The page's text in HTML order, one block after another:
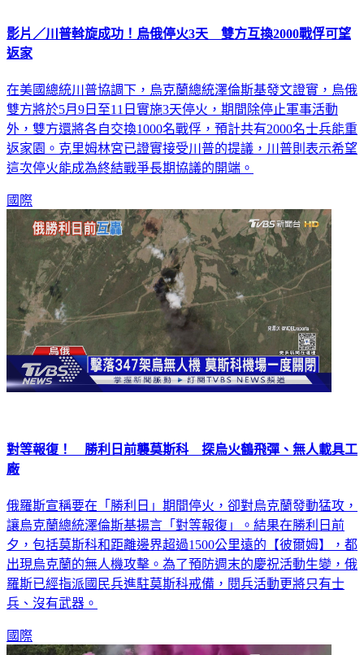
影片／川普斡旋成功！烏俄停火3天 雙方互換2000戰俘可望
返家
在美國總統川普協調下，烏克蘭總統澤倫斯基發文證實，烏俄
雙方將於5月9日至11日實施3天停火，期間除停止軍事活動
外，雙方還將各自交換1000名戰俘，預計共有2000名士兵能重
返家園。克里姆林宮已證實接受川普的提議，川普則表示希望
這次停火能成為終結戰爭長期協議的開端。
國際
對等報復！ 勝利日前襲莫斯科 探烏火鶴飛彈、無人載具工
廠
俄羅斯宣稱要在「勝利日」期間停火，卻對烏克蘭發動猛攻，
讓烏克蘭總統澤倫斯基揚言「對等報復」。結果在勝利日前
夕，包括莫斯科和距離邊界超過1500公里遠的【彼爾姆】，都
出現烏克蘭的無人機攻擊。為了預防週末的慶祝活動生變，俄
羅斯已經指派國民兵進駐莫斯科戒備，閱兵活動更將只有士
兵、沒有武器。
國際